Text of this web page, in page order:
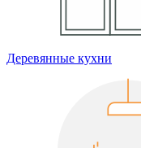
Деревянные кухни